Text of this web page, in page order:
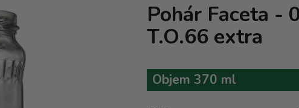
Pohár Faceta -
T.O.66 extra
Objem 370 ml